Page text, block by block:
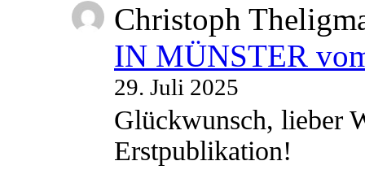
Christoph
IN MÜNSTER
29. Juli 2025
Glückwunsch, lieber
Erstpublikation!